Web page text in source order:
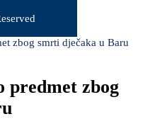
zbog smrti dječaka u Baru
predmet zbog